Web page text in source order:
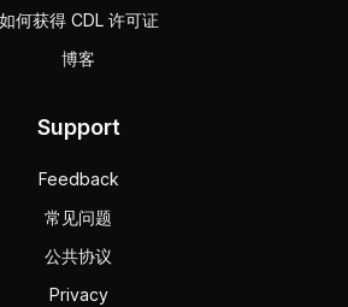
如何获得 CDL 许可证
博客
Support
Feedback
常见问题
公共协议
Privacy